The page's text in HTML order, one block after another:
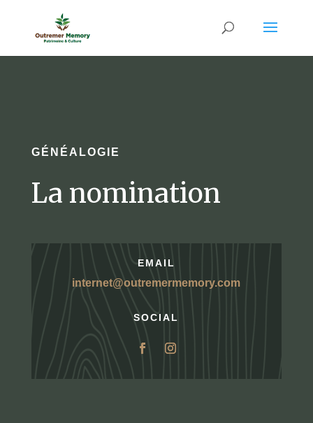
GÉNÉALOGIE
La nomination
EMAIL
internet@outremermemory.com
SOCIAL